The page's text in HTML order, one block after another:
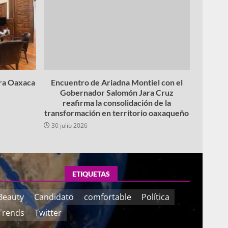
Oaxaca
Encuentro de Ariadna Montiel con el
Gobernador Salomón Jara Cruz
reafirma la consolidación de la
transformación en territorio oaxaqueño
30 julio 2026
ETIQUETAS
Candidato comfortable
Política
Twitter